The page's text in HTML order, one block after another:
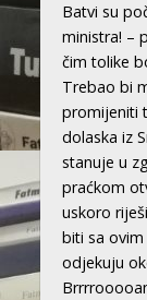
Batvi su
ministra! –
čim tolike
Trebao bi
promijeniti
dolaska iz
stanuje u
praćkom
uskoro
biti sa
odjekuju